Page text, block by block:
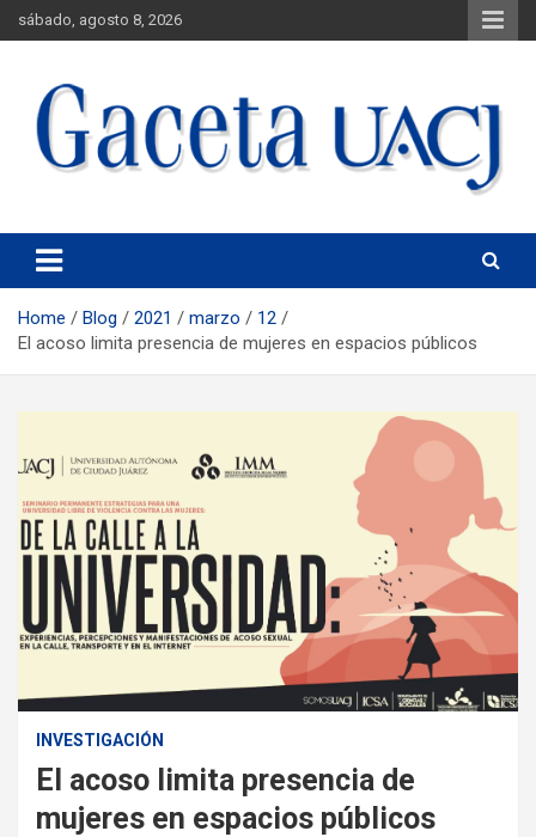
sábado, agosto 8, 2026
Gaceta UACJ
Home Blog 2021 marzo
12
El acoso limita presencia de mujeres en espacios públicos
INVESTIGACIÓN
El acoso limita presencia de
mujeres en espacios públicos